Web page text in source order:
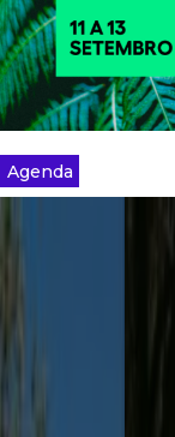
Agenda